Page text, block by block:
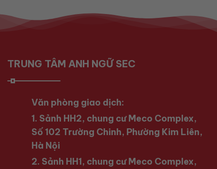
TRUNG TÂM ANH NGỮ SEC
Văn phòng giao dịch:
1. Sảnh HH2, chung cư Meco Complex,
Số 102 Trường Chinh, Phường Kim Liên,
Hà Nội
2. Sảnh HH1, chung cư Meco Complex,